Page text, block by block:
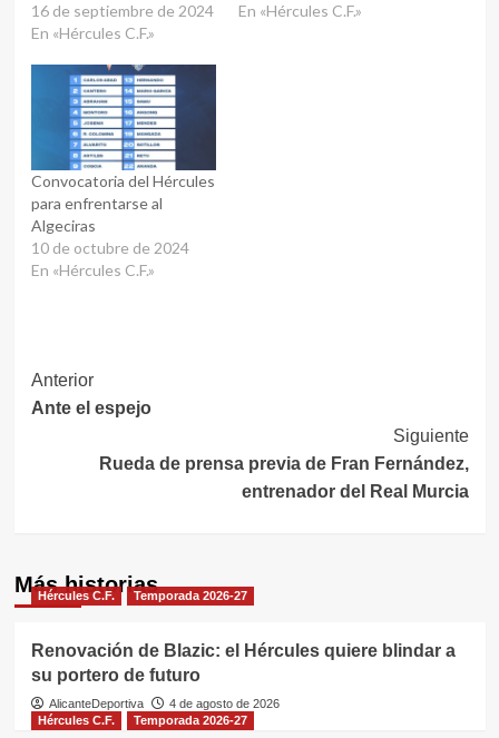
16 de septiembre de 2024
En «Hércules C.F.»
En «Hércules C.F.»
Convocatoria del Hércules
para enfrentarse al
Algeciras
10 de octubre de 2024
En «Hércules C.F.»
Navegación
de
entradas
Anterior
Ante el espejo
Siguiente
Rueda de prensa previa de Fran Fernández,
entrenador del Real Murcia
Más historias
Hércules C.F. Temporada 2026-27
Renovación de Blazic: el Hércules quiere blindar a
su portero de futuro
AlicanteDeportiva
4 de agosto de 2026
Hércules C.F.
Temporada 2026-27